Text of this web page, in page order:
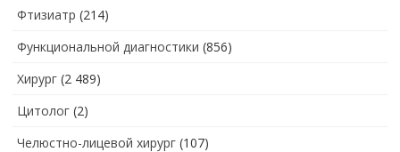
Фтизиатр (214)
Функциональной диагностики (856)
Хирург (2 489)
Цитолог (2)
Челюстно-лицевой хирург (107)